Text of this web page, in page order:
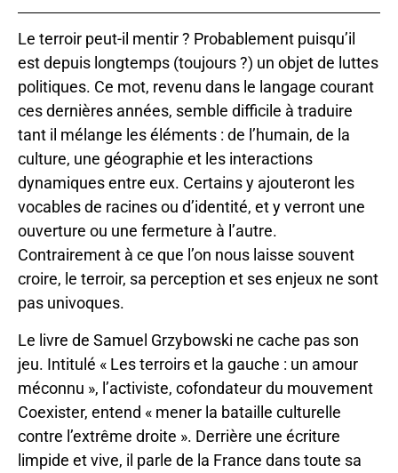
Le terroir peut-il mentir ? Probablement puisqu’il
est depuis longtemps (toujours ?) un objet de luttes
politiques. Ce mot, revenu dans le langage courant
ces dernières années, semble difficile à traduire
tant il mélange les éléments : de l’humain, de la
culture, une géographie et les interactions
dynamiques entre eux. Certains y ajouteront les
vocables de racines ou d’identité, et y verront une
ouverture ou une fermeture à l’autre.
Contrairement à ce que l’on nous laisse souvent
croire, le terroir, sa perception et ses enjeux ne sont
pas univoques.
Le livre de Samuel Grzybowski ne cache pas son
jeu. Intitulé « Les terroirs et la gauche : un amour
méconnu », l’activiste, cofondateur du mouvement
Coexister, entend « mener la bataille culturelle
contre l’extrême droite ». Derrière une écriture
limpide et vive, il parle de la France dans toute sa